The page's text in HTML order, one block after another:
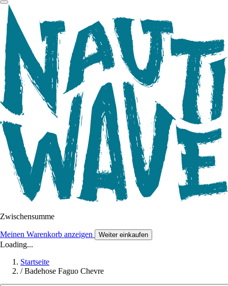
Zwischensumme
Meinen Warenkorb anzeigen Weiter einkaufen
Loading...
Startseite
/ Badehose Faguo Chevre